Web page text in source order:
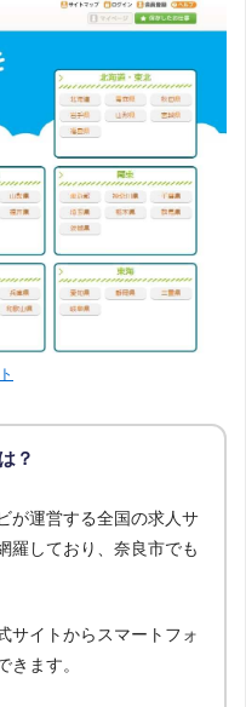
？
が運営する全国の求人サ
羅しており、奈良市でも
サイトからスマートフォ
きます。